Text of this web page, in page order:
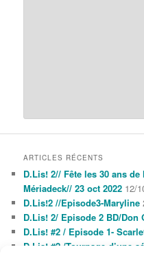
ARTICLES RÉCENTS
D.Lis! 2// Fête les 30 ans
Mériadeck// 23 oct 2022 12/
D.Lis!2 //Episode3-Maryline
D.Lis! 2/ Episode 2 BD/Don
D.Lis! #2 / Episode 1-
D.Lis! #2 /Tournage d’une